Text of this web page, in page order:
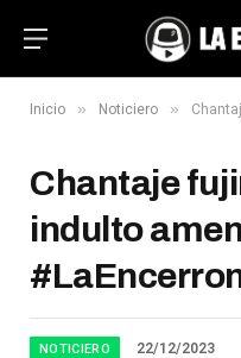
Inicio » Noticiero » Chantaje
Chantaje
indulto
NOTICIERO 22/12/2023